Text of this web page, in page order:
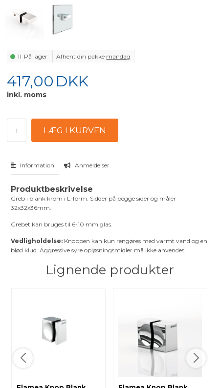
11 På lager Afhent din pakke mandag
417,00 DKK
inkl. moms
Information Anmeldelser
Produktbeskrivelse
Greb i blank krom i L-form. Sidder på begge sider og måler
32x32x36mm.
Grebet kan bruges til 6-10 mm glas.
Vedligholdelse: Knoppen kan kun rengøres med varmt vand og en
blød klud. Aggressive syre opløsningsmidler må ikke anvendes.
Lignende produkter